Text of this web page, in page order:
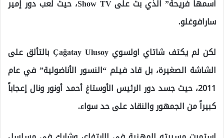
اسمها فريحة” الذي بث على Show TV، حيث لعب دور إمير
سارافوغلو.
لكن لم يكتف شاتاي اولسوي Çağatay Ulusoy بالتألق على
الشاشة الصغيرة، بل قاد فيلم “النسور الأناضولية” في عام
2011، حيث جسد دور الرئيس الأوستاغ أحمد أونور ونال إعجاباً
كبيراً من الجمهور والنقاد على حد سواء.